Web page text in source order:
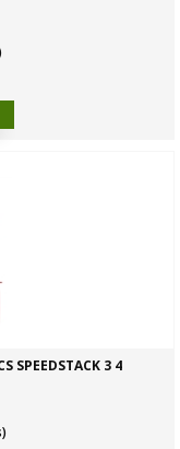
SPEEDSTACK 3 4